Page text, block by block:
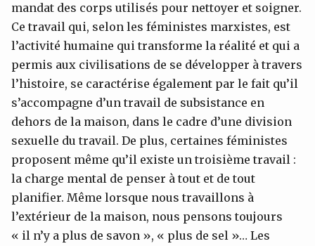
mandat des corps utilisés pour nettoyer et soigner.
Ce travail qui, selon les féministes marxistes, est
l’activité humaine qui transforme la réalité et qui a
permis aux civilisations de se développer à travers
l’histoire, se caractérise également par le fait qu’il
s’accompagne d’un travail de subsistance en
dehors de la maison, dans le cadre d’une division
sexuelle du travail. De plus, certaines féministes
proposent même qu’il existe un troisième travail :
la charge mental de penser à tout et de tout
planifier. Même lorsque nous travaillons à
l’extérieur de la maison, nous pensons toujours
« il n’y a plus de savon », « plus de sel »… Les